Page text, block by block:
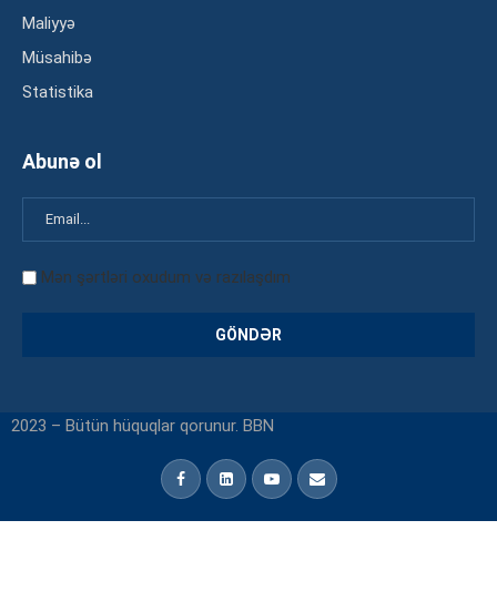
Maliyyə
Müsahibə
Statistika
Abunə ol
Mən şərtləri oxudum və razılaşdım
2023 – Bütün hüquqlar qorunur. BBN